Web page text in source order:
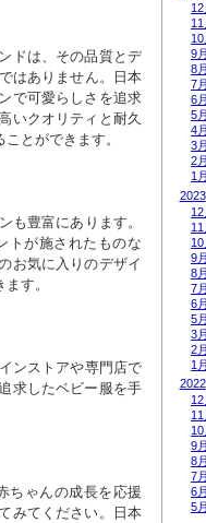
ドは、その品質とデ
はありません。日本
で可愛らしさを追求
いクオリティと耐久
とができます。
も豊富にあります。
トが施されたものな
お気に入りのデザイ
す。
ンストアや専門店で
求したベビー服を手
ちゃんの成長を応援
みてください。日本
12
11
10
9月
8月
7月
6月
5月
4月
3月
2月
1月
2023
12
11
10
9月
8月
7月
6月
5月
3月
2月
1月
2022
12
11
10
9月
8月
7月
6月
5月